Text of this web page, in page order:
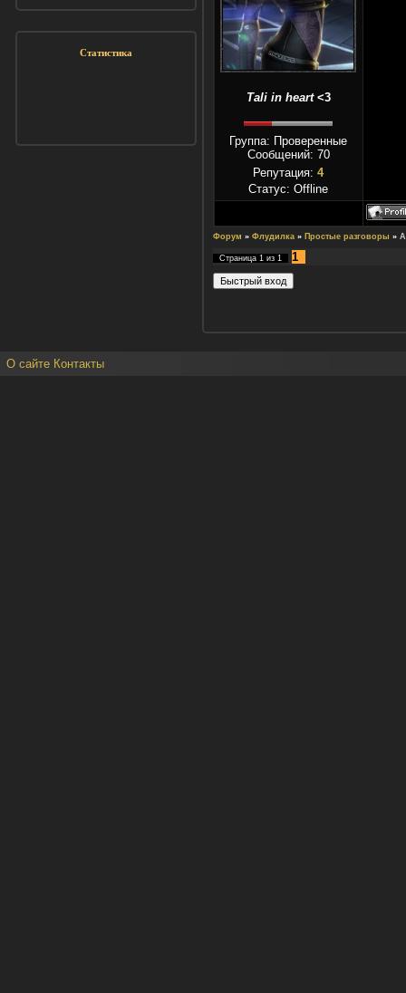
Статистика
Tali in heart<3
Группа: Проверенные
Сообщений: 70
Репутация: 4
Статус: Offline
Форум » Флудилка » Простые разговоры »
Страница 1из 1 1
О сайте Контакты